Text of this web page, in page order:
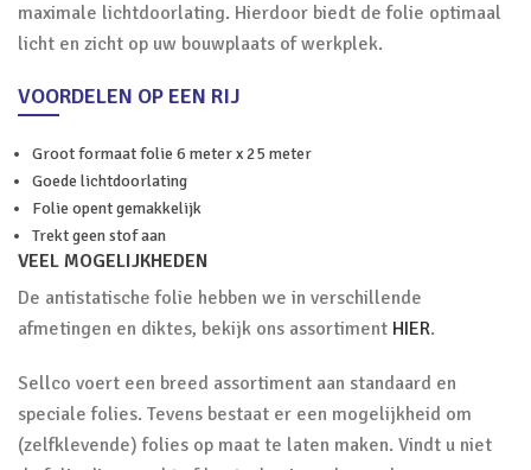
maximale lichtdoorlating. Hierdoor biedt de folie optimaal
licht en zicht op uw bouwplaats of werkplek.
VOORDELEN OP EEN RIJ
Groot formaat folie 6 meter x 25 meter
Goede lichtdoorlating
Folie opent gemakkelijk
Trekt geen stof aan
VEEL MOGELIJKHEDEN
De antistatische folie hebben we in verschillende
afmetingen en diktes, bekijk ons assortiment HIER.
Sellco voert een breed assortiment aan standaard en
speciale folies. Tevens bestaat er een mogelijkheid om
(zelfklevende) folies op maat te laten maken. Vindt u niet